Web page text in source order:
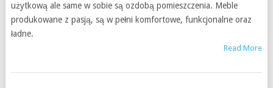
użytkową ale same w sobie są ozdobą pomieszczenia. Meble
produkowane z pasją, są w pełni komfortowe, funkcjonalne oraz
ładne.
Read More